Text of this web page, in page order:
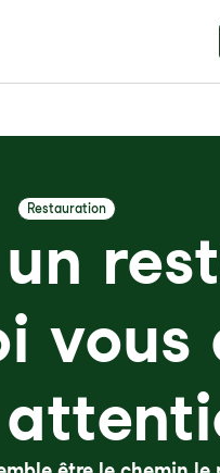
Restauration
vous